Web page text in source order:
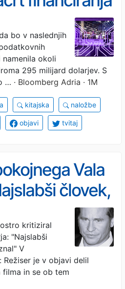
bo v naslednjih
okoli
295 milijard dolarjev. S
… · Bloomberg Adria · 1M
kitajska naložbe
objavi tvitaj
Vala
človek,
kritiziral
"Najslabši
V
Režiser je v objavi delil
in se ob tem